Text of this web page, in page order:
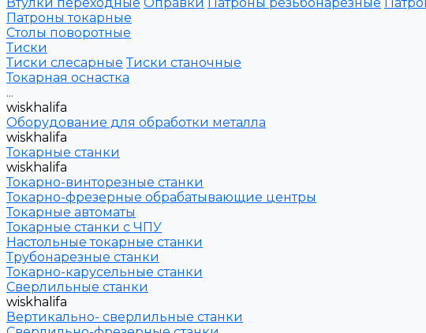
Патроны токарные
Столы поворотные
Тиски
Тиски слесарные Тиски станочные
Токарная оснастка
...
wiskhalifa
Оборудование для обработки металла
wiskhalifa
Токарные станки
wiskhalifa
Токарно-винторезные станки
Токарно-фрезерные обрабатывающие центры
Токарные автоматы
Токарные станки с ЧПУ
Настольные токарные станки
Трубонарезные станки
Токарно-карусельные станки
Сверлильные станки
wiskhalifa
Вертикально- сверлильные станки